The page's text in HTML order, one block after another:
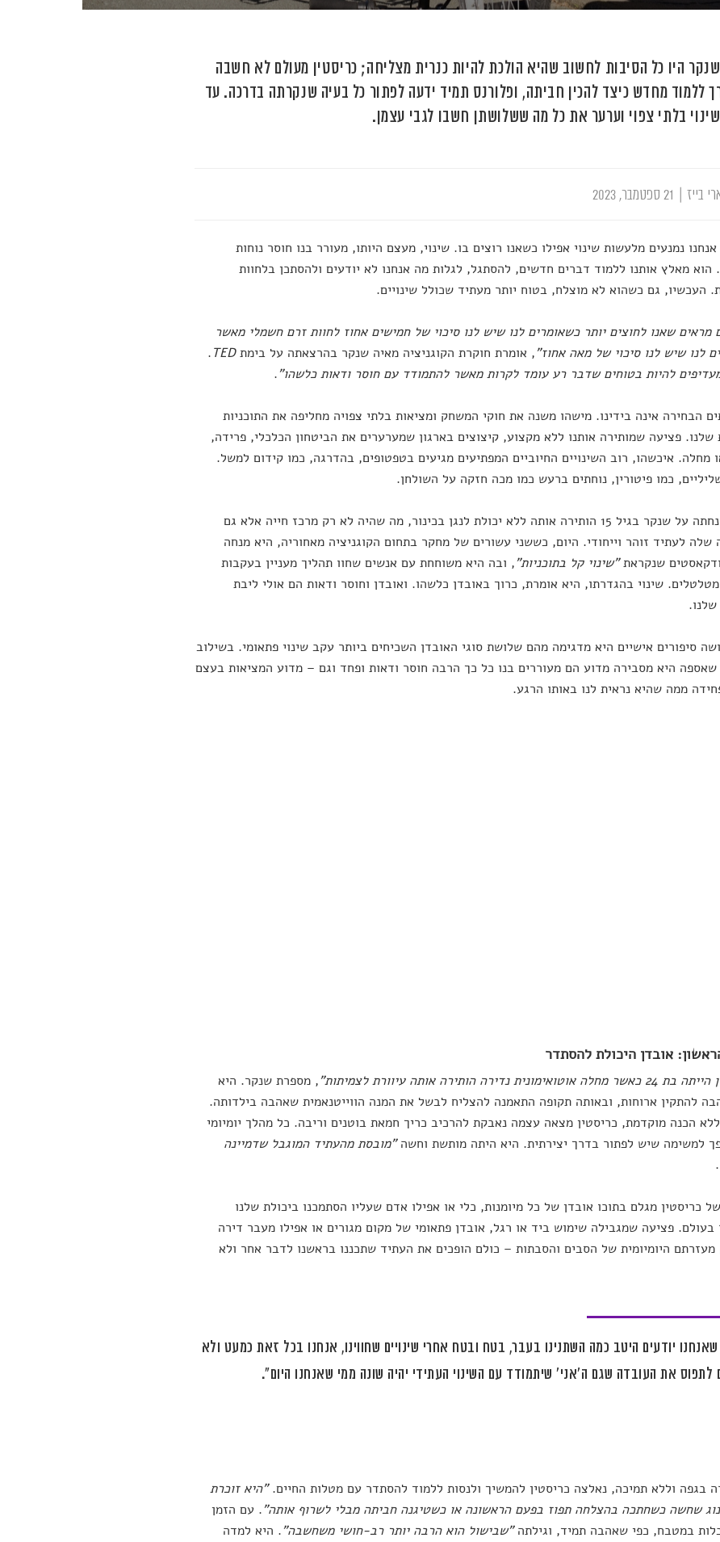
היו כל הסיבות לחשוב שהיא הולכת להיות כנרית מצליחה; כריסטין מעולם לא חשבה
ללמוד מחדש כיצד להכין חביתה, ופלורנס תמיד ידעה לפתור כל בעיה שנקרתה בדרכה. עד
בלתי צפוי וערער את כל מה ששלושתן חשבו לגבי עצמן.
בייז
נמנעים מלעשות שינוי אפילו כשאנו רוצים בו. שינוי, מעצם היותו, מעורר בנו חוסר נוחות
הוא מאלץ אותנו ללמוד דברים חדשים, להסתגל, לגלות מה אנחנו לא יודעים ולהסתכן בלחוות
העכשיו, גם כשהוא לא מוצלח, בטוח יותר מעתיד שכולל שינויים.
מראים שאנו לחוצים יותר כשאומרים לנו שיש לנו סיכוי של חמישים אחוז לחוות זרם חשמלי מאשר
לנו שיש לנו סיכוי של מאה אחוז", אומרת חוקרת הקוגניציה מאיה שנקר בהרצאתה על בימתTED
.
להיות בטוחים שדבר רע עומד לקרות מאשר להתמודד עם חוסר ודאות כלשהו".
הבחירה אינה בידינו. מישהו משנה את חוקי המשחק ומציאות בלתי צפויה מחליפה את התוכניות
שלנו. פציעה שמותירה אותנו ללא מקצוע, קיצוצים בארגון שמערערים את הביטחון הכלכלי, פרידה,
מחלה. איכשהו, רוב השינויים החיוביים המפתיעים מגיעים בטפטופים, בהדרגה, כמו קידום למשל.
כמו פיטורין, נוחתים ברעש כמו מכה חזקה על השולחן.
המכה שנחתה על שנקר בגיל 15 הותירה אותה ללא יכולת לנגן בכינור, מה שהיה לא רק מרכז חייה אלא גם
לעתיד זוהר וייחודי. היום, כששני עשורים של מחקר בתחום הקוגניציה מאחוריה, היא מנחה
שנקראת"שינוי קל בתוכניות", ובה היא משוחחת עם אנשים שחוו תהליך מעניין בעקבות
מטלטלים. שינוי בהגדרתו, היא אומרת, כרוך באובדן כלשהו. ואובדן וחוסר ודאות הם אולי ליבת
סיפורים אישיים היא מדגימה מהם שלושת סוגי האובדן השכיחים ביותר עקב שינוי פתאומי. בשילוב
היא מסבירה מדוע הם מעוררים בנו כל כך הרבה חוסר ודאות ופחד וגם – מדוע המציאות בעצם
ממה שהיא נראית לנו באותו הרגע.
אובדן היכולת להסתדר
נדירה הותירה אותה עיוורת לצמיתות"
, מספרת שנקר. היא
להתקין ארוחות, ובאותה תקופה התאמנה להצליח לבשל את המנה הווייטנאמית שאהבה בילדותה.
הכנה מוקדמת, כריסטין מצאה עצמה נאבקת להרכיב כריך חמאת בוטנים וריבה. כל מהלך יומיומי
למשימה שיש לפתור בדרך יצירתית. היא היתה מותשת וחשה"מובסת מהעתיד המוגבל שדמיינה
.
כריסטין מגלם בתוכו אובדן של כל מיומנות, כלי או אפילו אדם שעליו הסתמכנו ביכולת שלנו
פציעה שמגבילה שימוש ביד או רגל, אובדן פתאומי של מקום מגורים או אפילו מעבר דירה
היומיומית של הסבים והסבתות – כולם הופכים את העתיד שתכננו בראשנו לדבר אחר ולא
יודעים היטב כמה השתנינו בעבר, בטח ובטח אחרי שינויים שחווינו, אנחנו בכל זאת כמעט ולא
לתפוס את העובדה שגם ה'אני' שיתמודד עם השינוי העתידי יהיה שונה ממי שאנחנו היום".
בגפה וללא תמיכה, נאלצה כריסטין להמשיך ולנסות ללמוד להסתדר עם מטלות החיים."היא זוכרת
שחשה כשחתכה בהצלחה תפוז בפעם הראשונה או כשטיגנה חביתה מבלי לשרוף אותה". עם הזמן
במטבח, כפי שאהבה תמיד, וגילתה"שבישול הוא הרבה יותר רב-חושי משחשבה". היא למדה